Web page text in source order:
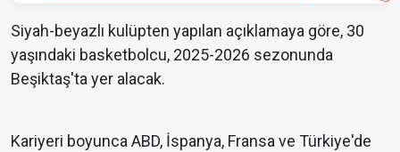
Siyah-beyazlı kulüpten yapılan açıklamaya göre, 30
yaşındaki basketbolcu, 2025-2026 sezonunda
Beşiktaş'ta yer alacak.
Kariyeri boyunca ABD, İspanya, Fransa ve Türkiye'de